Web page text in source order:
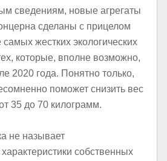
сведениям, новые агрегаты
сделаны с прицелом
жестких экологических
которые, вполне возможно,
2020 года. Понятно только,
поможет снизить вес
35 до 70 килограмм.
не называет
собственных